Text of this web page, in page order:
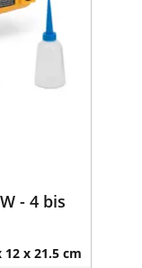
bis
12 x 21.5 cm